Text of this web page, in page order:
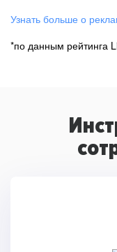
Узнать больше о
*по данным рейтинга